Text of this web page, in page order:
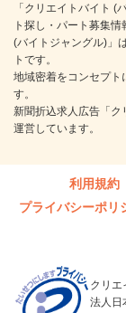
「クリエイトバイト (
ト探し・パート募集
(バイトジャングル)」
トです。
地域密着をコンセプト
す。
新聞折込求人広告「ク
運営しています。
利用規約
プライバシーポリ
クリエ
法人日